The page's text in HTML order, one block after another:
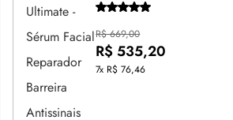
R$ 669,00
R$ 535,20
7x R$ 76,46